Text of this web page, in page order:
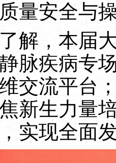
量安全与
，本届大
脉疾病专
交流平台
新生力量
实现全面